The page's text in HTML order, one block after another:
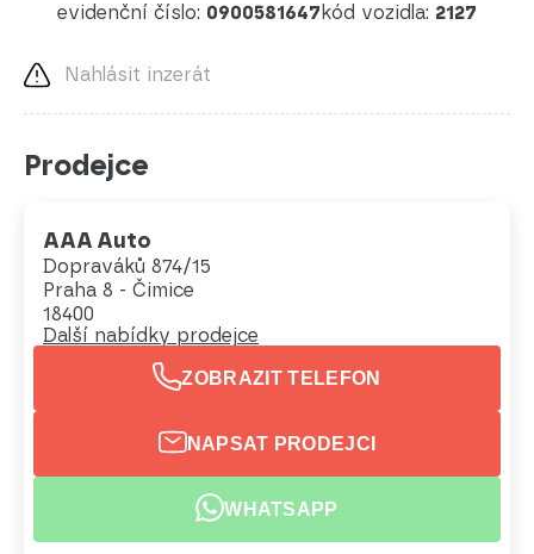
evidenční číslo: 0900581647 kód vozidla: 2127
Nahlásit inzerát
Prodejce
AAA Auto
Dopraváků 874/15
Praha 8 - Čimice
18400
Další nabídky prodejce
ZOBRAZIT TELEFON
NAPSAT PRODEJCI
WHATSAPP